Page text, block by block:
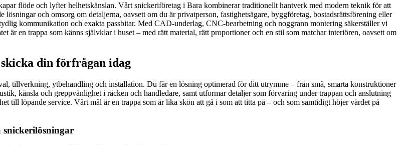
flöde och lyfter helhetskänslan. Vårt snickeriföretag i Bara kombinerar traditionellt hantverk med modern teknik för att
och omsorg om detaljerna, oavsett om du är privatperson, fastighetsägare, byggföretag, bostadsrättsförening eller
kommunikation och exakta passbitar. Med CAD-underlag, CNC-bearbetning och noggrann montering säkerställer vi
är en trappa som känns självklar i huset – med rätt material, rätt proportioner och en stil som matchar interiören, oavsett om
din förfrågan idag
tillverkning, ytbehandling och installation. Du får en lösning optimerad för ditt utrymme – från små, smarta konstruktioner
känsla och greppvänlighet i räcken och handledare, samt utformar detaljer som förvaring under trappan och anslutning
löpande service. Vårt mål är en trappa som är lika skön att gå i som att titta på – och som samtidigt höjer värdet på